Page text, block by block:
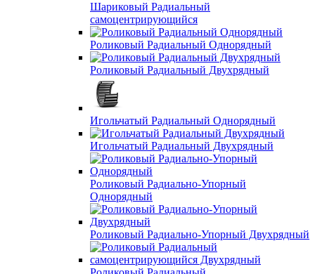
Шариковый Радиальный
самоцентрирующийся
Роликовый Радиальный Однорядный
Роликовый Радиальный Двухрядный
Игольчатый Радиальный Однорядный
Игольчатый Радиальный Двухрядный
Роликовый Радиально-Упорный
Однорядный
Роликовый Радиально-Упорный Двухрядный